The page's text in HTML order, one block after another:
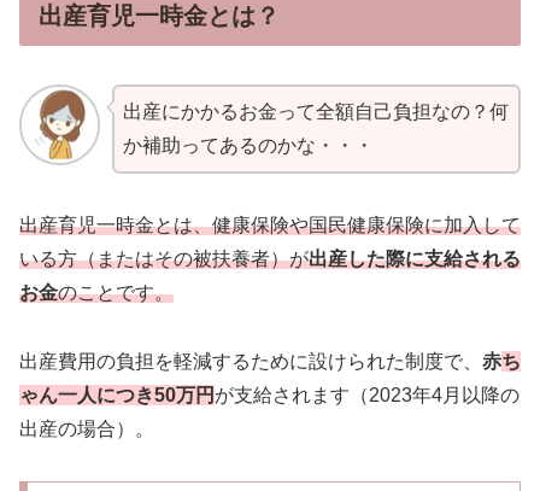
出産育児一時金とは？
出産にかかるお金って全額自己負担なの？何
か補助ってあるのかな・・・
出産育児一時金とは、健康保険や国民健康保険に加入して
いる方（またはその被扶養者）が出産した際に支給される
お金のことです。
出産費用の負担を軽減するために設けられた制度で、 赤ち
ゃん一人につき50万円 が支給されます（2023年4月以降の
出産の場合）。